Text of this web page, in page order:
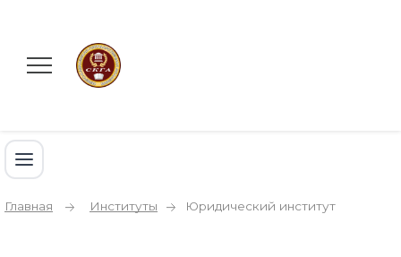
Главная Институты Юридический институт